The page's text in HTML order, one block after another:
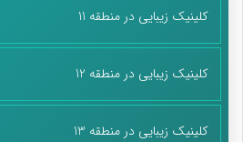
کلینیک زیبایی در منطقه 11
کلینیک زیبایی در منطقه 12
کلینیک زیبایی در منطقه 13